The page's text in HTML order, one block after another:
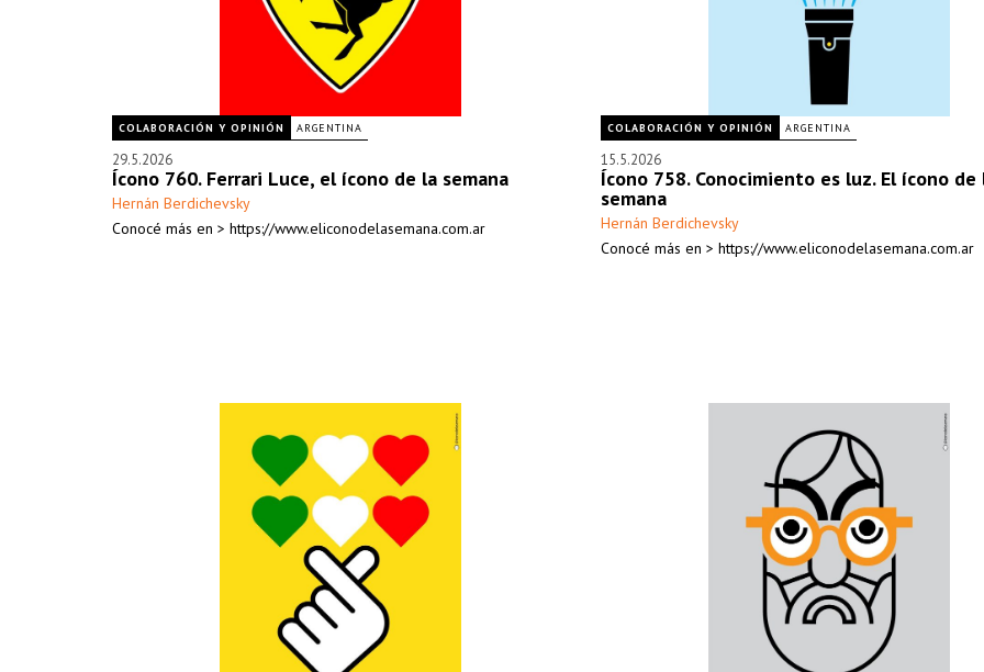
COLABORACIÓN Y OPINIÓN ARGENTINA
29.5.2026
Ícono 760. Ferrari Luce, el ícono de la semana
Hernán Berdichevsky
Conocé más en > https://www.eliconodelasemana.com.ar
COLABORACIÓN Y OPINIÓN ARGENTINA
15.5.2026
Ícono 758. Conocimiento es luz. El ícono de
semana
Hernán Berdichevsky
Conocé más en > https://www.eliconodelasemana.com.ar